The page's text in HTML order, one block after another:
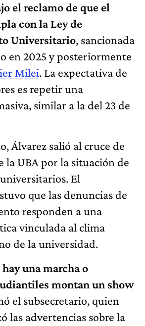
el reclamo de que el
con la Ley de
Universitario, sancionada
en 2025 y posteriormente
Milei. La expectativa de
es repetir una
similar a la del 23 de
Álvarez salió al cruce de
la UBA por la situación de
El
que las denuncias de
responden a una
vinculada al clima
de la universidad.
hay una marcha o
montan un show
el subsecretario, quien
las advertencias sobre la